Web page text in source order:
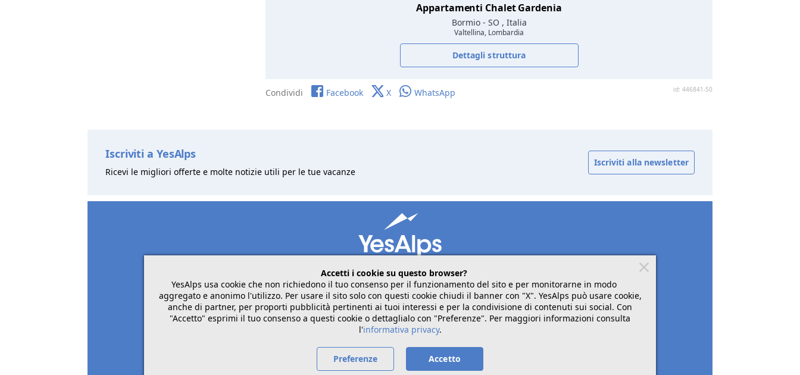
Appartamenti Chalet Gardenia
Bormio - SO , Italia
Valtellina, Lombardia
Dettagli struttura
id: 446841-50
Condividi Facebook X WhatsApp
Iscriviti a YesAlps
Ricevi le migliori offerte e molte notizie utili per le tue vacanze
Iscriviti alla newsletter
mobile seguici su condividi
Italiano
Privacy Cookies
Accetti i cookie su questo browser?
YesAlps usa cookie che non richiedono il tuo consenso per il funzionamento del sito e per monitorarne in modo
aggregato e anonimo l'utilizzo. Per usare il sito solo con questi cookie chiudi il banner con "X". YesAlps può usare cookie,
anche di partner, per proporti pubblicità pertinenti ai tuoi interessi e per la condivisione di contenuti sui social. Con
"Accetto" esprimi il tuo consenso a questi cookie o dettaglialo con "Preferenze". Per maggiori informazioni consulta
l'informativa privacy.
Preferenze Accetto